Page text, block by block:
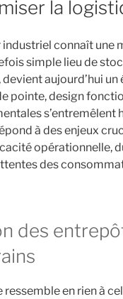
la
industriel connaît une
simple lieu de
aujourd’hui
pointe, design
s’entremêlent
à des enjeux
opérationnelle,
des
des
en rien à